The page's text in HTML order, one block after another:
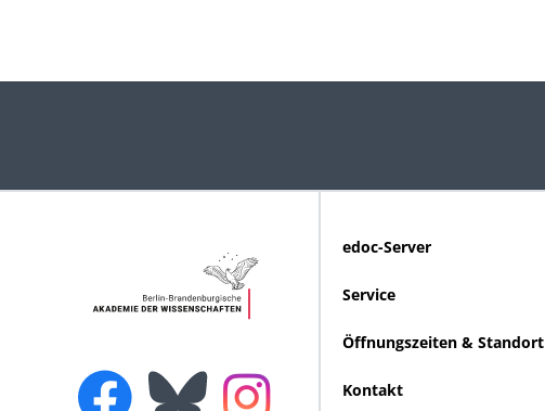
edoc-Server
Service
Öffnungszeiten & Standort
Kontakt